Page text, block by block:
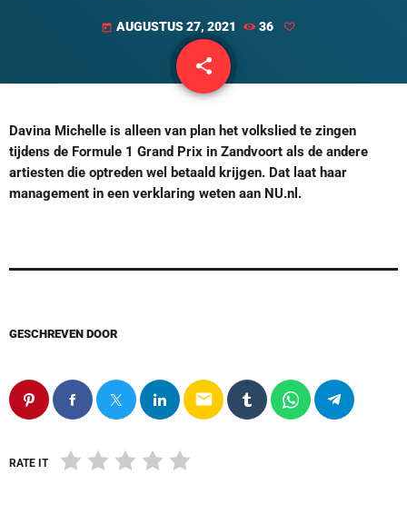
today AUGUSTUS 27, 2021 36
share
email
Davina Michelle is alleen van plan het volkslied te zingen
tijdens de Formule 1 Grand Prix in Zandvoort als de andere
artiesten die optreden wel betaald krijgen. Dat laat haar
management in een verklaring weten aan NU.nl.
GESCHREVEN DOOR
email
RATE IT